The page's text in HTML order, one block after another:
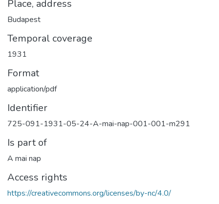
Place, address
Budapest
Temporal coverage
1931
Format
application/pdf
Identifier
725-091-1931-05-24-A-mai-nap-001-001-m291
Is part of
A mai nap
Access rights
https://creativecommons.org/licenses/by-nc/4.0/